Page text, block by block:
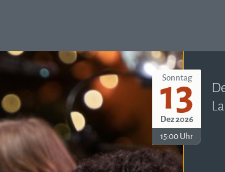
Sonntag
13
Dez 2026
15:00 Uhr